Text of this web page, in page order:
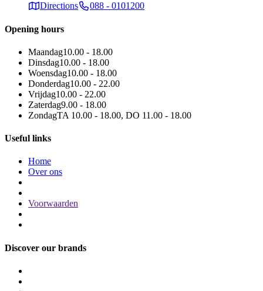
Directions
088 - 0101200
Opening hours
Maandag10.00 - 18.00
Dinsdag10.00 - 18.00
Woensdag10.00 - 18.00
Donderdag10.00 - 22.00
Vrijdag10.00 - 22.00
Zaterdag9.00 - 18.00
ZondagTA 10.00 - 18.00, DO 11.00 - 18.00
Useful links
Home
Over ons
Voorwaarden
Discover our brands